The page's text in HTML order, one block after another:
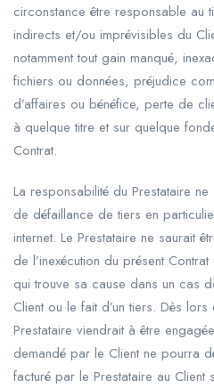
circonstance être responsable au
indirects et/ou imprévisibles du
notamment tout gain manqué,
fichiers ou données, préjudice
d’affaires ou bénéfice, perte de
à quelque titre et sur quelque
Contrat.
La responsabilité du Prestataire
de défaillance de tiers en
internet. Le Prestataire ne saurait
de l’inexécution du présent
qui trouve sa cause dans un cas
Client ou le fait d’un tiers. Dès
Prestataire viendrait à être
demandé par le Client ne pourra
facturé par le Prestataire au